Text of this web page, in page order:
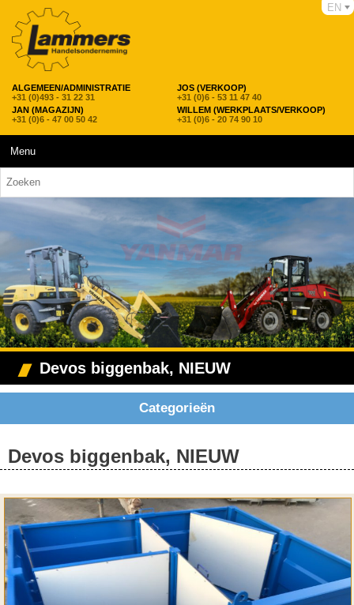
ALGEMEEN/ADMINISTRATIE
+31 (0)493 - 31 22 31
JOS (VERKOOP)
+31 (0)6 - 53 11 47 40
JAN (MAGAZIJN)
+31 (0)6 - 47 00 50 42
WILLEM (WERKPLAATS/VERKOOP)
+31 (0)6 - 20 74 90 10
EN
Menu
Devos biggenbak, NIEUW
Categorieën
Devos biggenbak, NIEUW